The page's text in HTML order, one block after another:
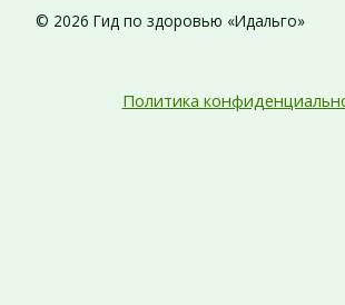
© 2026 Гид по здоровью «Идальго»
Политика